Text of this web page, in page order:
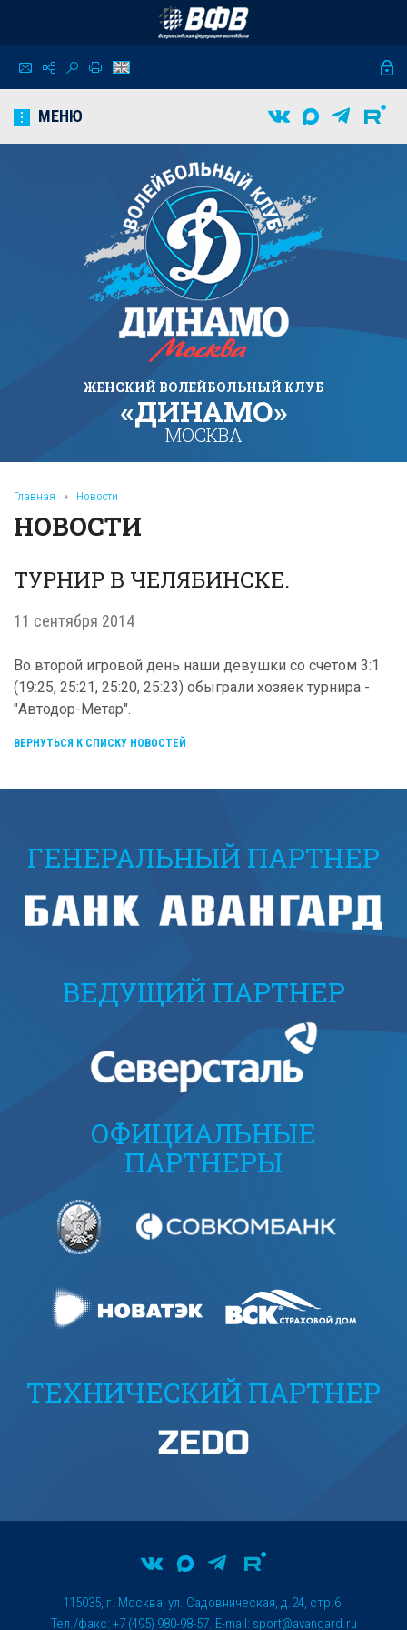
МЕНЮ
ЖЕНСКИЙ ВОЛЕЙБОЛЬНЫЙ КЛУБ
«ДИНАМО»
МОСКВА
Главная » Новости
НОВОСТИ
ТУРНИР В ЧЕЛЯБИНСКЕ.
11 сентября 2014
Во второй игровой день наши девушки со счетом 3:1
(19:25, 25:21, 25:20, 25:23) обыграли хозяек турнира -
"Автодор-Метар".
ВЕРНУТЬСЯ К СПИСКУ НОВОСТЕЙ
ГЕНЕРАЛЬНЫЙ ПАРТНЕР
ВЕДУЩИЙ ПАРТНЕР
ОФИЦИАЛЬНЫЕ
ПАРТНЕРЫ
ТЕХНИЧЕСКИЙ ПАРТНЕР
115035, г. Москва, ул. Садовническая, д.24, стр.6.
Тел./факс: +7 (495) 980-98-57. E-mail: sport@avangard.ru